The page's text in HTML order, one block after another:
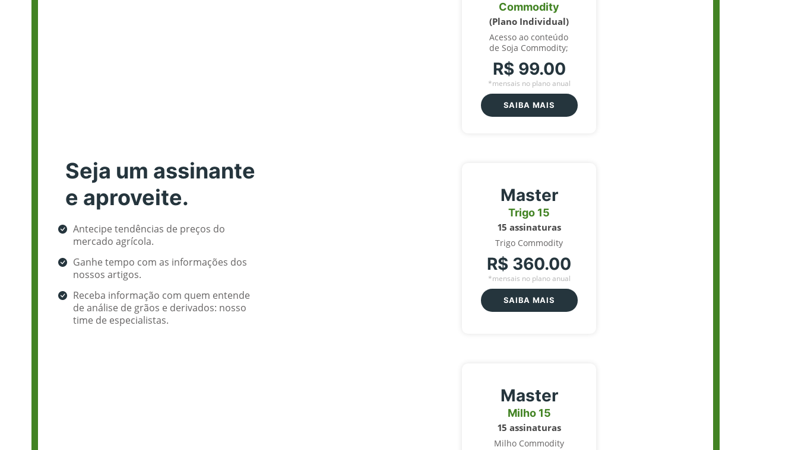
Seja um assinante
e aproveite.
Antecipe tendências de preços do
mercado agrícola.
Ganhe tempo com as informações dos
nossos artigos.
Receba informação com quem entende
de análise de grãos e derivados: nosso
time de especialistas.
Commodity
(Plano Individual)
Acesso ao conteúdo
de Soja Commodity;
R$ 99.00
*mensais no plano anual
SAIBA MAIS
Master
Trigo 15
15 assinaturas
Trigo Commodity
R$ 360.00
*mensais no plano anual
SAIBA MAIS
Master
Milho 15
15 assinaturas
Milho Commodity